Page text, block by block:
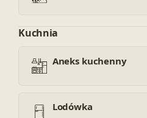
Kuchnia
Aneks kuchenny
Lodówka